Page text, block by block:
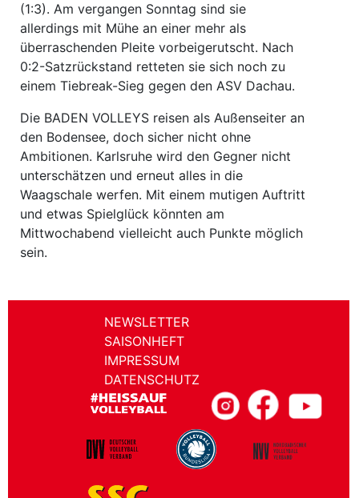
(1:3). Am vergangen Sonntag sind sie
allerdings mit Mühe an einer mehr als
überraschenden Pleite vorbeigerutscht. Nach
0:2-Satzrückstand retteten sie sich noch zu
einem Tiebreak-Sieg gegen den ASV Dachau.
Die BADEN VOLLEYS reisen als Außenseiter an
den Bodensee, doch sicher nicht ohne
Ambitionen. Karlsruhe wird den Gegner nicht
unterschätzen und erneut alles in die
Waagschale werfen. Mit einem mutigen Auftritt
und etwas Spielglück könnten am
Mittwochabend vielleicht auch Punkte möglich
sein.
NEWSLETTER
SAISONHEFT
IMPRESSUM
DATENSCHUTZ